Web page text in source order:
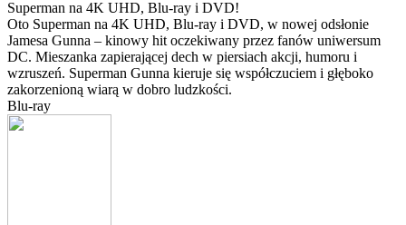
Superman na 4K UHD, Blu-ray i DVD!
Oto Superman na 4K UHD, Blu-ray i DVD, w nowej odsłonie
Jamesa Gunna – kinowy hit oczekiwany przez fanów uniwersum
DC. Mieszanka zapierającej dech w piersiach akcji, humoru i
wzruszeń. Superman Gunna kieruje się współczuciem i głęboko
zakorzenioną wiarą w dobro ludzkości.
Blu-ray